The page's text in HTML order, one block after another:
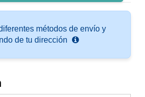
métodos de envío y
de tu dirección